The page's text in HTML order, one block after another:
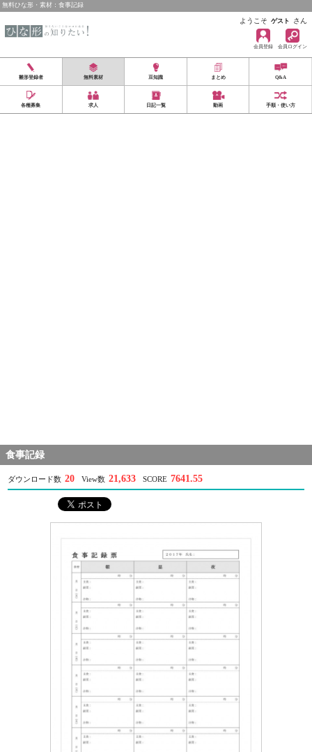
無料ひな形・素材：食事記録
ようこそ ゲスト さん
会員登録 会員ログイン
雛形登録者 無料素材 豆知識 まとめ Q&A
各種募集 求人 日記一覧 動画 手順・使い方
食事記録
ダウンロード数 20 View数 21,633 SCORE 7641.55